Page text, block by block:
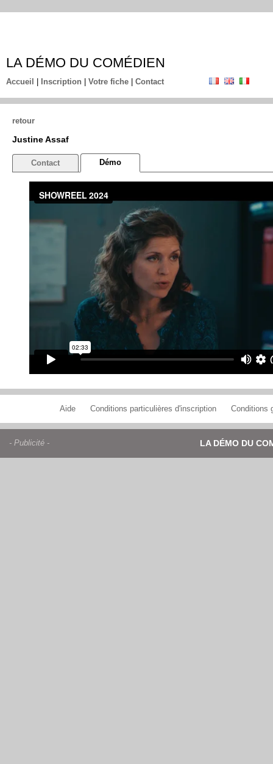
LA DÉMO DU COMÉDIEN
Accueil Inscription Votre fiche Contact
retour
Justine Assaf
Contact Démo
Aide Conditions particulières d'inscription Conditions
LA DÉMO DU
- Publicité -